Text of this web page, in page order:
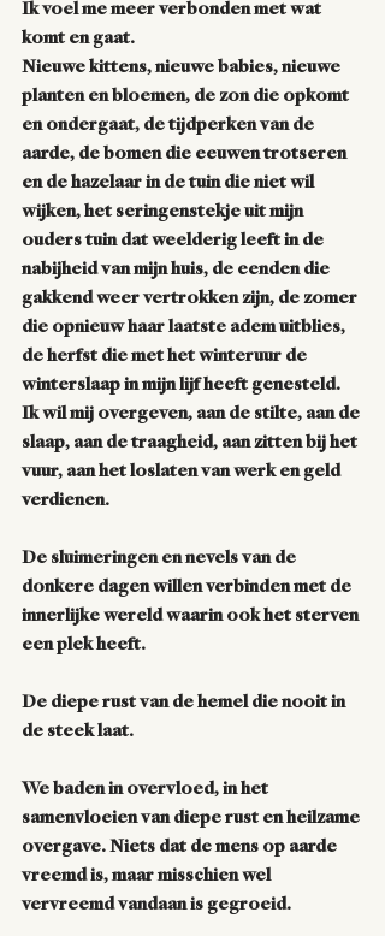
Ik voel me meer verbonden met wat
komt en gaat.
Nieuwe kittens, nieuwe babies, nieuwe
planten en bloemen, de zon die opkomt
en ondergaat, de tijdperken van de
aarde, de bomen die eeuwen trotseren
en de hazelaar in de tuin die niet wil
wijken, het seringenstekje uit mijn
ouders tuin dat weelderig leeft in de
nabijheid van mijn huis, de eenden die
gakkend weer vertrokken zijn, de zomer
die opnieuw haar laatste adem uitblies,
de herfst die met het winteruur de
winterslaap in mijn lijf heeft genesteld.
Ik wil mij overgeven, aan de stilte, aan de
slaap, aan de traagheid, aan zitten bij het
vuur, aan het loslaten van werk en geld
verdienen.
De sluimeringen en nevels van de
donkere dagen willen verbinden met de
innerlijke wereld waarin ook het sterven
een plek heeft.
De diepe rust van de hemel die nooit in
de steek laat.
We baden in overvloed, in het
samenvloeien van diepe rust en heilzame
overgave. Niets dat de mens op aarde
vreemd is, maar misschien wel
vervreemd vandaan is gegroeid.